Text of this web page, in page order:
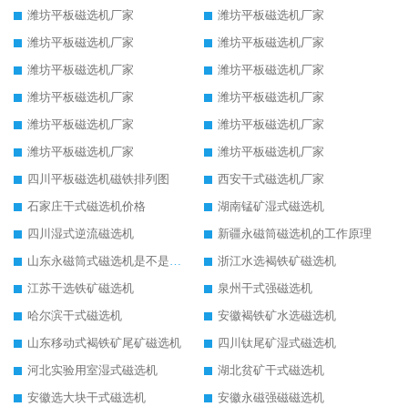
潍坊平板磁选机厂家
潍坊平板磁选机厂家
潍坊平板磁选机厂家
潍坊平板磁选机厂家
潍坊平板磁选机厂家
潍坊平板磁选机厂家
潍坊平板磁选机厂家
潍坊平板磁选机厂家
潍坊平板磁选机厂家
潍坊平板磁选机厂家
潍坊平板磁选机厂家
潍坊平板磁选机厂家
四川平板磁选机磁铁排列图
西安干式磁选机厂家
石家庄干式磁选机价格
湖南锰矿湿式磁选机
四川湿式逆流磁选机
新疆永磁筒磁选机的工作原理
山东永磁筒式磁选机是不是强磁
浙江水选褐铁矿磁选机
江苏干选铁矿磁选机
泉州干式强磁选机
哈尔滨干式磁选机
安徽褐铁矿水选磁选机
山东移动式褐铁矿尾矿磁选机
四川钛尾矿湿式磁选机
河北实验用室湿式磁选机
湖北贫矿干式磁选机
安徽选大块干式磁选机
安徽永磁强磁磁选机